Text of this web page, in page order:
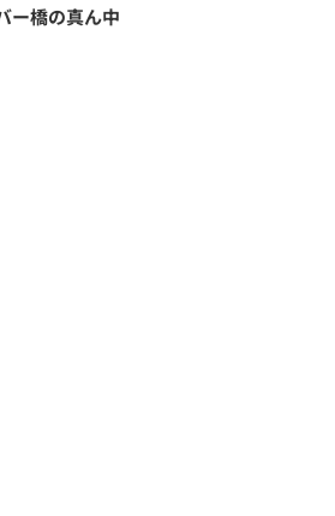
ー橋の真ん中